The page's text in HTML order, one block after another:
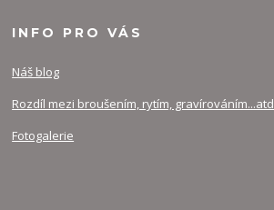
INFO PRO VÁS
Náš blog
Rozdíl mezi broušením, rytím, gravírováním...atd
Fotogalerie